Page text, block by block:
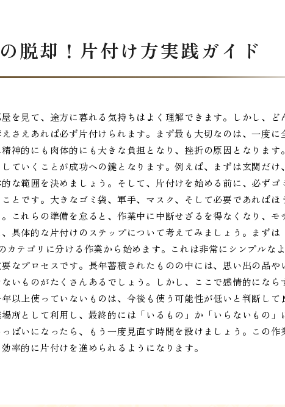
脱却！片付け方実践ガイド
を見て、途方に暮れる気持ちはよく理解できます。しかし、ど
さえあれば必ず片付けられます。まず最も大切なのは、一度に
神的にも肉体的にも大きな負担となり、挫折の原因となります
ていくことが成功への鍵となります。例えば、まずは玄関だけ
な範囲を決めましょう。そして、片付けを始める前に、必ずゴ
とです。大きなゴミ袋、軍手、マスク、そして必要であればほ
これらの準備を怠ると、作業中に中断せざるを得なくなり、モ
具体的な片付けのステップについて考えてみましょう。まずは
カテゴリに分ける作業から始めます。これは非常にシンプルな
なプロセスです。長年蓄積されたものの中には、思い出の品や
いものがたくさんあるでしょう。しかし、ここで感情的になら
以上使っていないものは、今後も使う可能性が低いと判断して
所として利用し、最終的には「いるもの」か「いらないもの」
ぱいになったら、もう一度見直す時間を設けましょう。この作
率的に片付けを進められるようになります。